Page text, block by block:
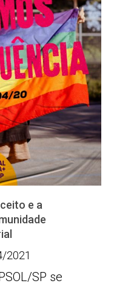
e a
2021
SP se